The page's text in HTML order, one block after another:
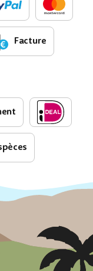
Facture